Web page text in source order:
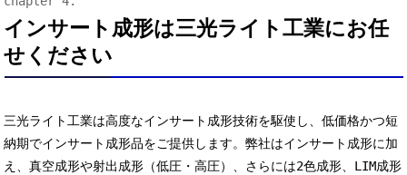
インサート成形は三光ライト工業にお任
せください
三光ライト工業は高度なインサート成形技術を駆使し、低価格かつ短
納期でインサート成形品をご提供します。弊社はインサート成形に加
え、真空成形や射出成形（低圧・高圧）、さらには2色成形、LIM成形